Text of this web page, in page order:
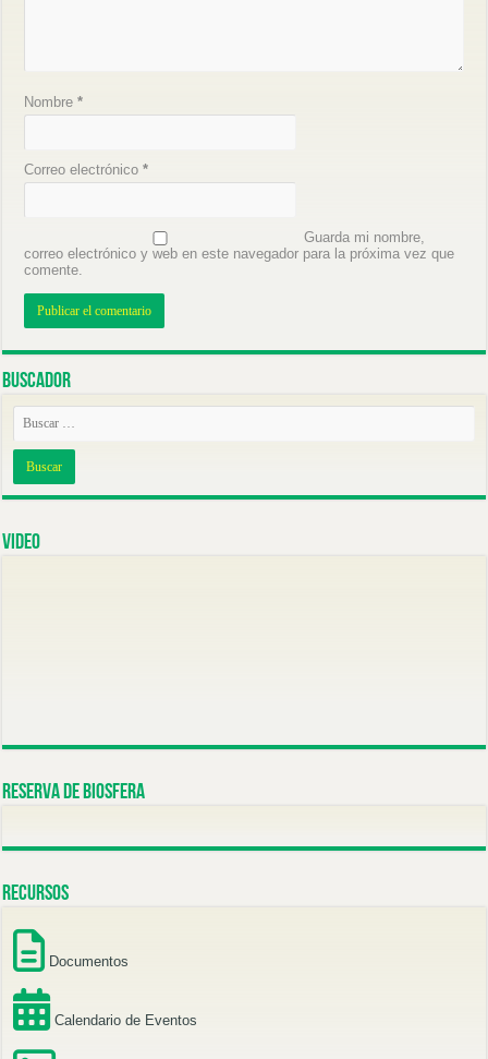
Nombre*
Correo electrónico*
Guarda mi nombre,
correo electrónico y web en este navegador para la próxima vez que
comente.
Buscador
Video
Reserva de Biosfera
Recursos
Documentos
Calendario de Eventos